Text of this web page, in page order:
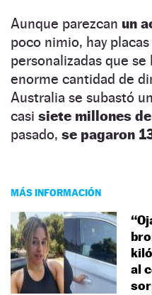
Aunque parezcan un
poco nimio, hay
personalizadas que
enorme cantidad de
Australia se subastó
casi siete millones
pasado, se pagaron
MÁS INFORMACIÓN
al